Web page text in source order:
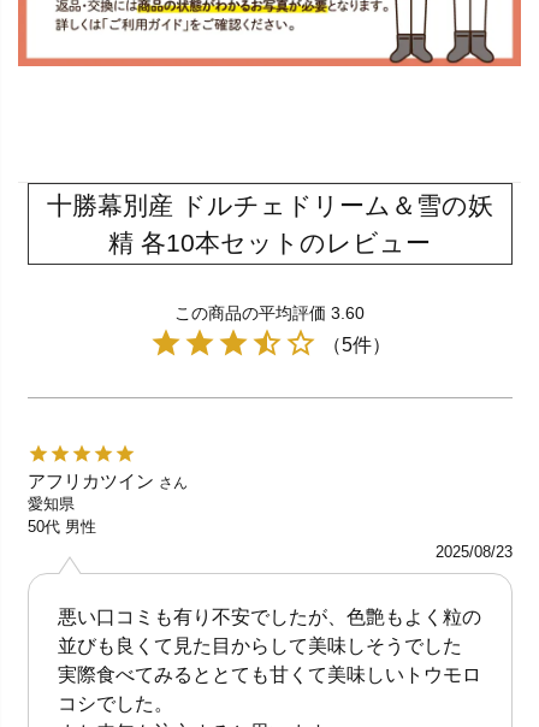
十勝幕別産 ドルチェドリーム＆雪の妖
精 各10本セットのレビュー
この商品の平均評価 3.60
（5件）
アフリカツイン さん
愛知県
50代 男性
2025/08/23
悪い口コミも有り不安でしたが、色艶もよく粒の
並びも良くて見た目からして美味しそうでした
実際食べてみるととても甘くて美味しいトウモロ
コシでした。